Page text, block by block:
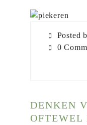
Posted
0
DENKEN
OFTEWEL